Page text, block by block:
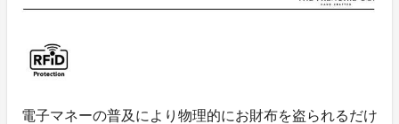
電子マネーの普及により物理的にお財布を盗られるだけ